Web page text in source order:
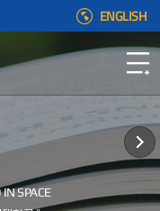
ENGLISH